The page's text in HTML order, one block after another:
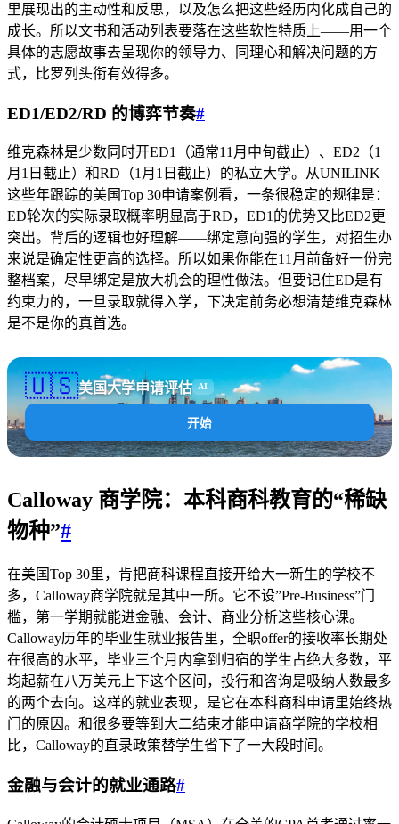
里展现出的主动性和反思，以及怎么把这些经历内化成自己的
成长。所以文书和活动列表要落在这些软性特质上——用一个
具体的志愿故事去呈现你的领导力、同理心和解决问题的方
式，比罗列头衔有效得多。
ED1/ED2/RD 的博弈节奏#
维克森林是少数同时开ED1（通常11月中旬截止）、ED2（1
月1日截止）和RD（1月1日截止）的私立大学。从UNILINK
这些年跟踪的美国Top 30申请案例看，一条很稳定的规律是：
ED轮次的实际录取概率明显高于RD，ED1的优势又比ED2更
突出。背后的逻辑也好理解——绑定意向强的学生，对招生办
来说是确定性更高的选择。所以如果你能在11月前备好一份完
整档案，尽早绑定是放大机会的理性做法。但要记住ED是有
约束力的，一旦录取就得入学，下决定前务必想清楚维克森林
是不是你的真首选。
🇺🇸美国大学申请评估 AI
开始
Calloway 商学院：本科商科教育的“稀缺
物种”#
在美国Top 30里，肯把商科课程直接开给大一新生的学校不
多，Calloway商学院就是其中一所。它不设”Pre-Business”门
槛，第一学期就能进金融、会计、商业分析这些核心课。
Calloway历年的毕业生就业报告里，全职offer的接收率长期处
在很高的水平，毕业三个月内拿到归宿的学生占绝大多数，平
均起薪在八万美元上下这个区间，投行和咨询是吸纳人数最多
的两个去向。这样的就业表现，是它在本科商科申请里始终热
门的原因。和很多要等到大二结束才能申请商学院的学校相
比，Calloway的直录政策替学生省下了一大段时间。
金融与会计的就业通路#